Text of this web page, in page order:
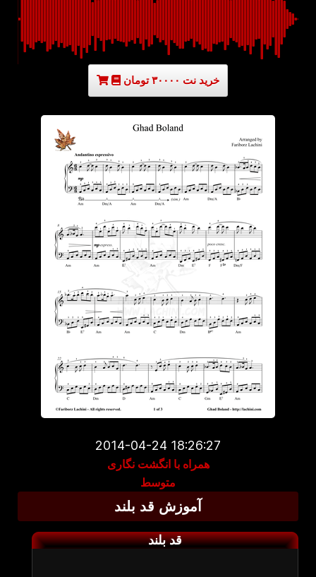
خرید نت ۳۰۰۰۰ تومان
2014-04-24 18:26:27
همراه با انگشت نگاری
متوسط
آموزش قد بلند
قد بلند